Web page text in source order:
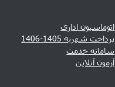
اتوماسیون اداری
پرداخت شهریه 1405-1406
سامانه خدمت
آزمون آنلاین